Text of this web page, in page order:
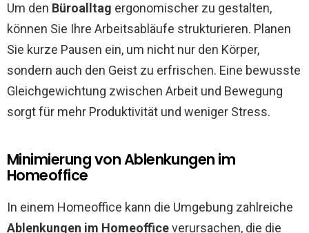
Um den Büroalltag ergonomischer zu gestalten,
können Sie Ihre Arbeitsabläufe strukturieren. Planen
Sie kurze Pausen ein, um nicht nur den Körper,
sondern auch den Geist zu erfrischen. Eine bewusste
Gleichgewichtung zwischen Arbeit und Bewegung
sorgt für mehr Produktivität und weniger Stress.
Minimierung von Ablenkungen im
Homeoffice
In einem Homeoffice kann die Umgebung zahlreiche
Ablenkungen im Homeofficeverursachen, die die